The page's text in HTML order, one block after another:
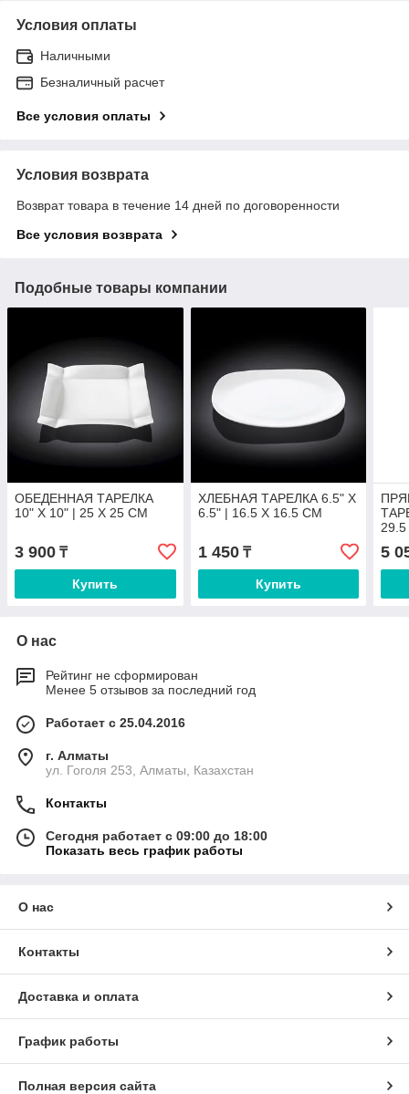
Условия оплаты
Наличными
Безналичный расчет
Все условия оплаты
Условия возврата
Возврат товара в течение 14 дней по договоренности
Все условия возврата
Подобные товары компании
ОБЕДЕННАЯ ТАРЕЛКА
10" X 10" | 25 X 25 CM
3 900 ₸
Купить
ХЛЕБНАЯ ТАРЕЛКА 6.5" X
6.5" | 16.5 X 16.5 CM
1 450₸
Купить
29.5
5
О нас
Рейтинг не сформирован
Менее 5 отзывов за последний год
Работает с 25.04.2016
г. Алматы
ул. Гоголя 253, Алматы, Казахстан
Контакты
Сегодня работает с 09:00 до 18:00
Показать весь график работы
О нас
Контакты
Доставка и оплата
График работы
Полная версия сайта